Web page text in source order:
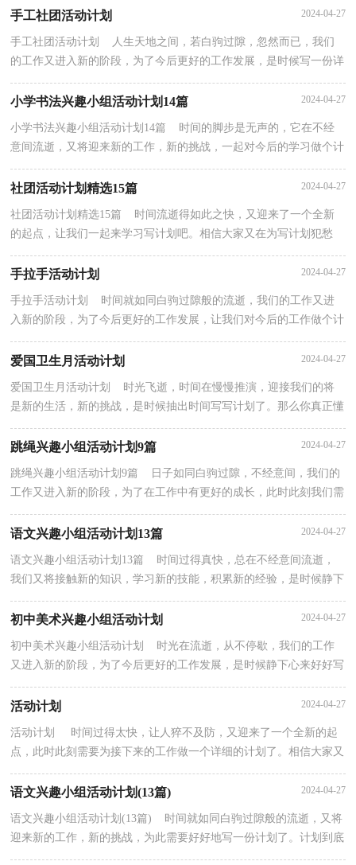
手工社团活动计划 2024-04-27
手工社团活动计划 人生天地之间，若白驹过隙，忽然而已，我们
的工作又进入新的阶段，为了今后更好的工作发展，是时候写一份详
细的计划了。好的计划是什么样的呢？下面是小编整理的手...
小学书法兴趣小组活动计划14篇 2024-04-27
小学书法兴趣小组活动计划14篇 时间的脚步是无声的，它在不经
意间流逝，又将迎来新的工作，新的挑战，一起对今后的学习做个计
划吧。你所接触过的计划都是什么样子的呢？以下是小编...
社团活动计划精选15篇 2024-04-27
社团活动计划精选15篇 时间流逝得如此之快，又迎来了一个全新
的起点，让我们一起来学习写计划吧。相信大家又在为写计划犯愁
手拉手活动计划 2024-04-27
手拉手活动计划 时间就如同白驹过隙般的流逝，我们的工作又进
入新的阶段，为了今后更好的工作发展，让我们对今后的工作做个计
划吧。那么计划怎么拟定才能发挥它最大的作用呢？以...
爱国卫生月活动计划 2024-04-27
爱国卫生月活动计划 时光飞逝，时间在慢慢推演，迎接我们的将
是新的生活，新的挑战，是时候抽出时间写写计划了。那么你真正懂
跳绳兴趣小组活动计划9篇 2024-04-27
跳绳兴趣小组活动计划9篇 日子如同白驹过隙，不经意间，我们的
工作又进入新的阶段，为了在工作中有更好的成长，此时此刻我们需
要开始制定一个计划。拟起计划来就毫无头绪？以下是...
语文兴趣小组活动计划13篇 2024-04-27
语文兴趣小组活动计划13篇 时间过得真快，总在不经意间流逝，
我们又将接触新的知识，学习新的技能，积累新的经验，是时候静下
初中美术兴趣小组活动计划 2024-04-27
初中美术兴趣小组活动计划 时光在流逝，从不停歇，我们的工作
又进入新的阶段，为了今后更好的工作发展，是时候静下心来好好写
写计划了。计划怎么写才不会流于形式呢？以下是小编为...
活动计划 2024-04-27
活动计划 时间过得太快，让人猝不及防，又迎来了一个全新的起
点，此时此刻需要为接下来的工作做一个详细的计划了。相信大家又
语文兴趣小组活动计划(13篇) 2024-04-27
语文兴趣小组活动计划(13篇) 时间就如同白驹过隙般的流逝，又将
迎来新的工作，新的挑战，为此需要好好地写一份计划了。计划到底